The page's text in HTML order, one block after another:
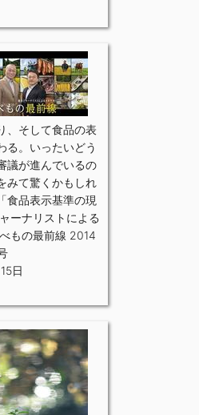
、そして食品の表
る。いったいどう
議が進んでいるの
みて驚くかもしれ
食品表示基準の現
ーナリストによる
もの最前線 2014
日